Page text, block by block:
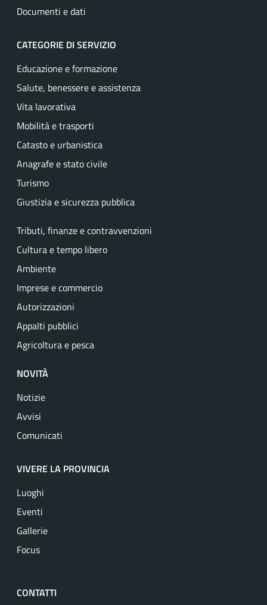
Documenti e dati
CATEGORIE DI SERVIZIO
Educazione e formazione
Salute, benessere e assistenza
Vita lavorativa
Mobilità e trasporti
Catasto e urbanistica
Anagrafe e stato civile
Turismo
Giustizia e sicurezza pubblica
Tributi, finanze e contravvenzioni
Cultura e tempo libero
Ambiente
Imprese e commercio
Autorizzazioni
Appalti pubblici
Agricoltura e pesca
NOVITÀ
Notizie
Avvisi
Comunicati
VIVERE LA PROVINCIA
Luoghi
Eventi
Gallerie
Focus
CONTATTI